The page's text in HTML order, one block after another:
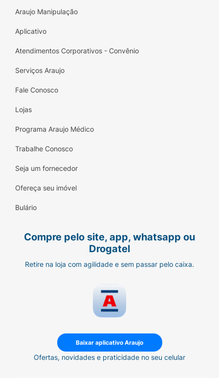
Araujo Manipulação
Aplicativo
Atendimentos Corporativos - Convênio
Serviços Araujo
Fale Conosco
Lojas
Programa Araujo Médico
Trabalhe Conosco
Seja um fornecedor
Ofereça seu imóvel
Bulário
Compre pelo site, app, whatsapp ou
Drogatel
Retire na loja com agilidade e sem passar pelo caixa.
Baixar aplicativo Araujo
Ofertas, novidades e praticidade no seu celular